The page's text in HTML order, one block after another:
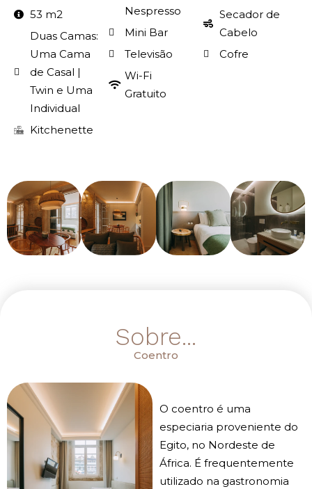
53 m2
Duas Camas:
Uma Cama
de Casal |
Twin e Uma
Individual
Kitchenette
Nespresso
Mini Bar
Televisão
Wi-Fi
Gratuito
Secador de
Cabelo
Cofre
Sobre...
Coentro
O coentro é uma
especiaria proveniente do
Egito, no Nordeste de
África. É frequentemente
utilizado na gastronomia